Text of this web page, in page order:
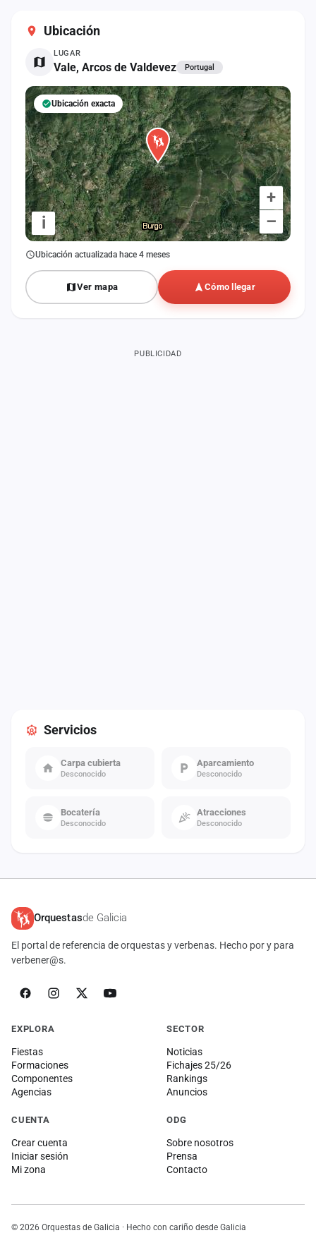
Ubicación
LUGAR
Vale, Arcos de Valdevez Portugal
+
–
i
Ubicación exacta
Ubicación actualizada hace 4 meses
Ver mapa Cómo llegar
Servicios
Carpa cubierta
Desconocido
Aparcamiento
Desconocido
Bocatería
Desconocido
Atracciones
Desconocido
PUBLICIDAD
Orquestasde Galicia
El portal de referencia de orquestas y verbenas. Hecho por y para
verbener@s.
EXPLORA
Fiestas
Formaciones
Componentes
Agencias
SECTOR
Noticias
Fichajes 25/26
Rankings
Anuncios
CUENTA
Crear cuenta
Iniciar sesión
Mi zona
ODG
Sobre nosotros
Prensa
Contacto
© 2026 Orquestas de Galicia · Hecho con cariño desde Galicia